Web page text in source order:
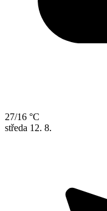
27/16 °C
středa 12. 8.